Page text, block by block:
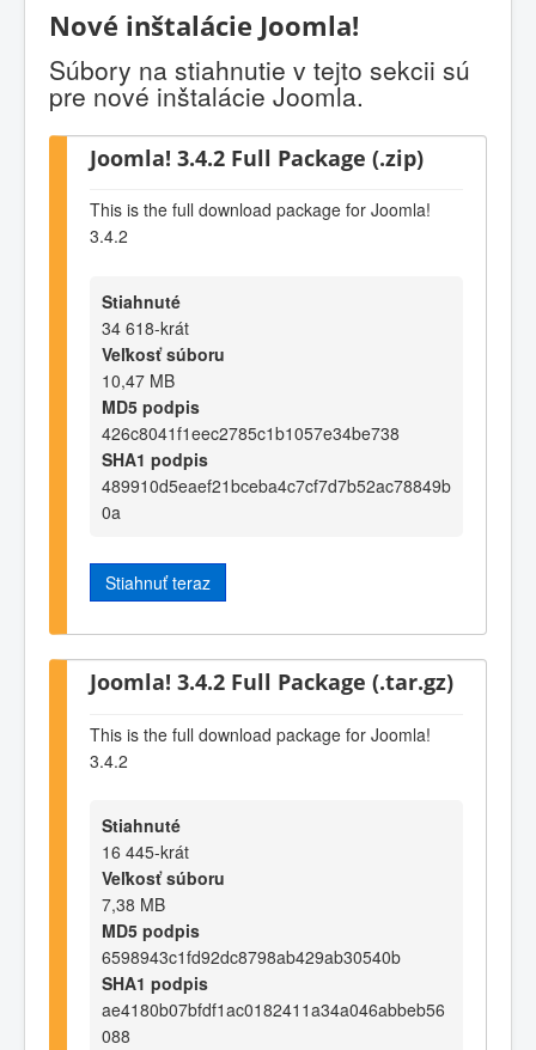
Nové inštalácie Joomla!
Súbory na stiahnutie v tejto sekcii sú
pre nové inštalácie Joomla.
Joomla! 3.4.2 Full Package (.zip)
This is the full download package for Joomla!
3.4.2
Stiahnuté
34 618-krát
Veľkosť súboru
10,47 MB
MD5 podpis
426c8041f1eec2785c1b1057e34be738
SHA1 podpis
489910d5eaef21bceba4c7cf7d7b52ac78849b
0a
Stiahnuť teraz
Joomla! 3.4.2 Full Package (.tar.gz)
This is the full download package for Joomla!
3.4.2
Stiahnuté
16 445-krát
Veľkosť súboru
7,38 MB
MD5 podpis
6598943c1fd92dc8798ab429ab30540b
SHA1 podpis
ae4180b07bfdf1ac0182411a34a046abbeb56
088